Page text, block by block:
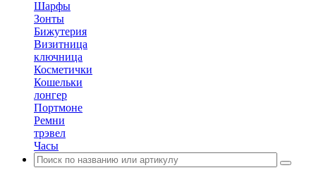
Шарфы
Зонты
Бижутерия
Визитница
ключница
Косметички
Кошельки
лонгер
Портмоне
Ремни
трэвел
Часы